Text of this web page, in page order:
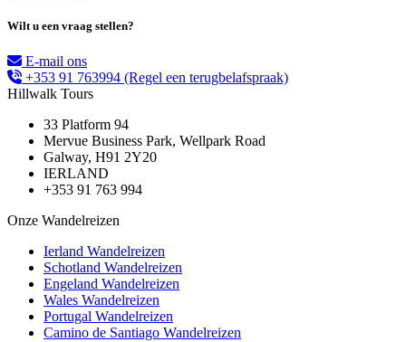
Wilt u een vraag stellen?
E-mail ons
+353 91 763994 (Regel een terugbelafspraak)
Hillwalk Tours
33 Platform 94
Mervue Business Park, Wellpark Road
Galway, H91 2Y20
IERLAND
+353 91 763 994
Onze Wandelreizen
Ierland Wandelreizen
Schotland Wandelreizen
Engeland Wandelreizen
Wales Wandelreizen
Portugal Wandelreizen
Camino de Santiago Wandelreizen